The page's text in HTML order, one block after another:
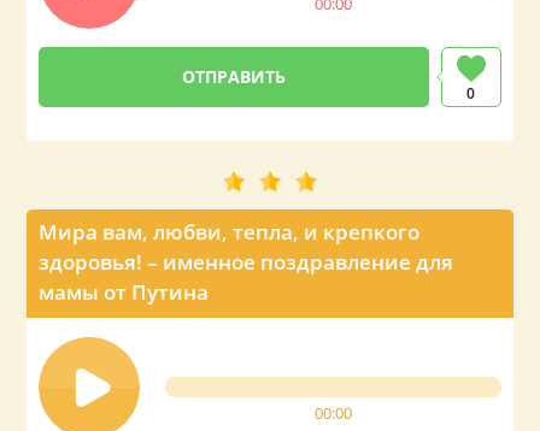
0
Мира вам, любви, тепла, и крепкого
здоровья! – именное поздравление для
мамы от Путина
00:00